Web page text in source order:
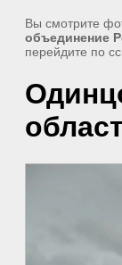
Вы смотрите
объединение
перейдите по